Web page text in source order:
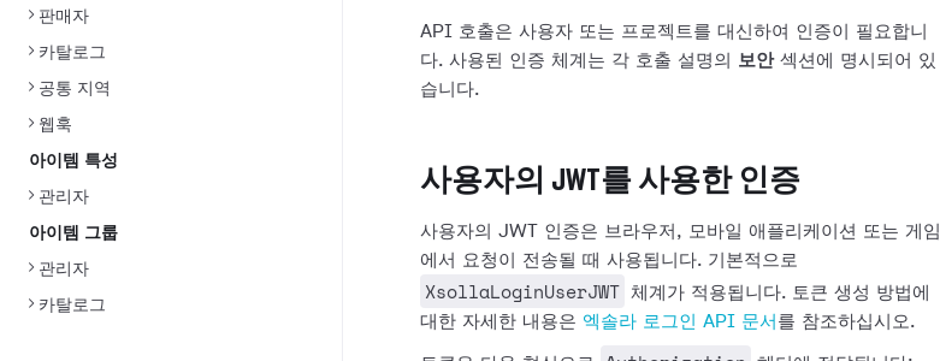
판매자
카탈로그
공통 지역
웹훅
아이템 특성
관리자
아이템 그룹
관리자
카탈로그
API 호출은 사용자 또는 프로젝트를 대신하여 인증이 필요합니
다. 사용된 인증 체계는 각 호출 설명의 보안섹션에 명시되어 있
습니다.
사용자의 JWT를 사용한 인증
사용자의 JWT 인증은 브라우저, 모바일 애플리케이션 또는 게임
에서 요청이 전송될 때 사용됩니다. 기본적으로
XsollaLoginUserJWT 체계가 적용됩니다. 토큰 생성 방법에
대한 자세한 내용은 엑솔라 로그인 API 문서 를 참조하십시오.